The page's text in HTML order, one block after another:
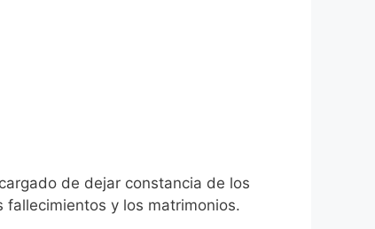
de dejar constancia de los
y los matrimonios.